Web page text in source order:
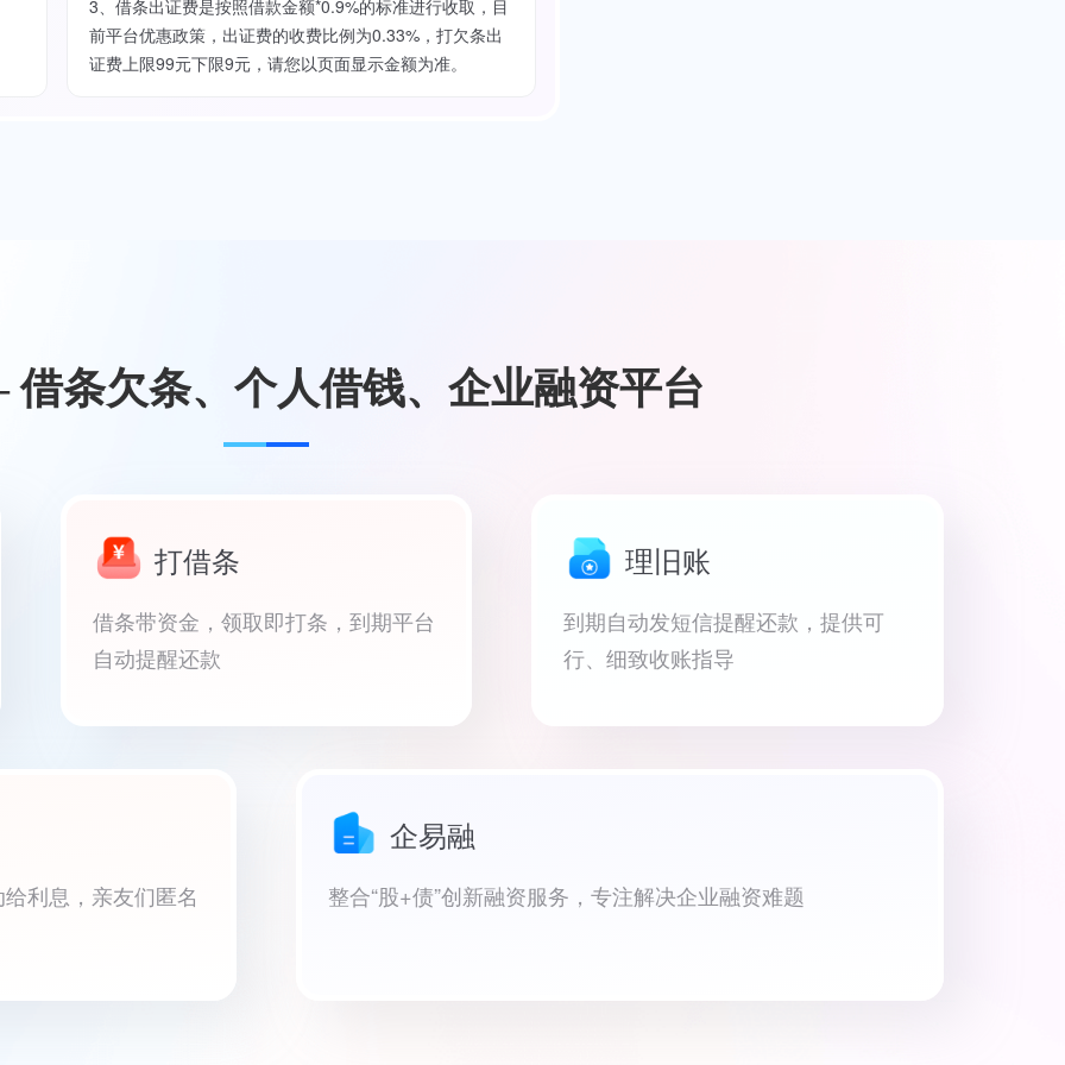
3、借条出证费是按照借款金额*0.9%的标准进行收取，目
前平台优惠政策，出证费的收费比例为0.33%，打欠条出
证费上限99元下限9元，请您以页面显示金额为准。
条欠条、个人借钱、企业融资平台
打借条
借条带资金，领取即打条，到期平台
自动提醒还款
理旧账
到期自动发短信提醒还款，提供可
行、细致收账指导
利息，亲友们匿名
企易融
整合“股+债”创新融资服务，专注解决企业融资难题